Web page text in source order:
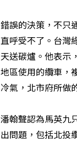
錯誤的決策，不只
直呼受不了。台灣
天送碳爐。他表示
地區使用的纜車，
冷氣，北市府所做
潘翰聲認為馬英九
出問題，包括北投